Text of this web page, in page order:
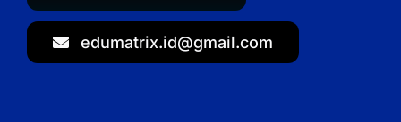
edumatrix.id@gmail.com